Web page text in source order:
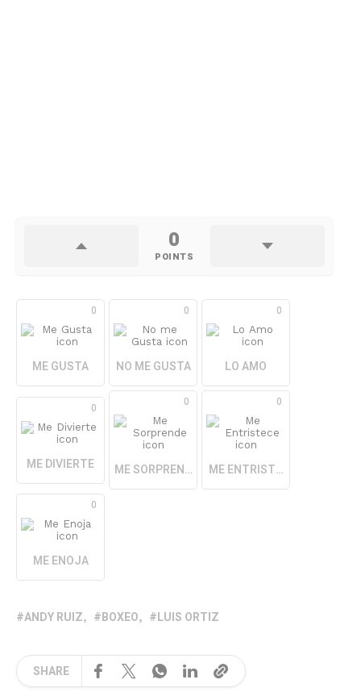
0
POINTS
0
ME GUSTA
0
NO ME GUSTA
0
LO AMO
0
ME DIVIERTE
0
ME SORPRENDE
0
ME ENTRISTECE
0
ME ENOJA
ANDY RUIZ BOXEO LUIS ORTIZ
SHARE